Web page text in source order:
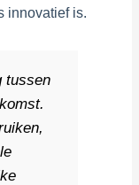
innovatief is.
tussen